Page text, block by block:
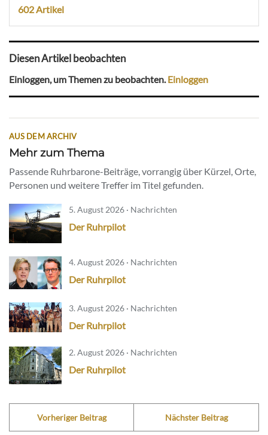
602 Artikel
Diesen Artikel beobachten
Einloggen, um Themen zu beobachten.Einloggen
AUS DEM ARCHIV
Mehr zum Thema
Passende Ruhrbarone-Beiträge, vorrangig über Kürzel, Orte,
Personen und weitere Treffer im Titel gefunden.
5. August 2026 · Nachrichten
Der Ruhrpilot
4. August 2026 · Nachrichten
Der Ruhrpilot
3. August 2026 · Nachrichten
Der Ruhrpilot
2. August 2026 · Nachrichten
Der Ruhrpilot
Vorheriger Beitrag Nächster Beitrag